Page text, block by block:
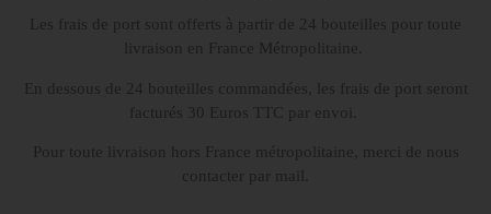
Les frais de port sont offerts à partir de 24 bouteilles pour toute
livraison en France Métropolitaine.
En dessous de 24 bouteilles commandées, les frais de port seront
facturés 30 Euros TTC par envoi.
Pour toute livraison hors France métropolitaine, merci de nous
contacter par mail.